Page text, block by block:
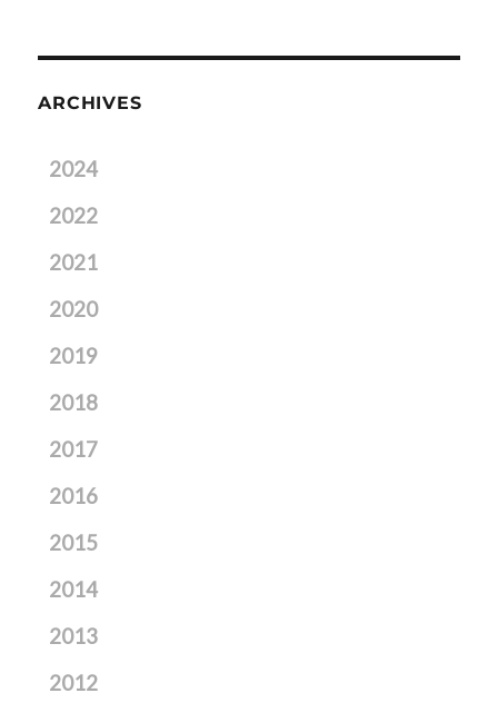
ARCHIVES
2024
2022
2021
2020
2019
2018
2017
2016
2015
2014
2013
2012